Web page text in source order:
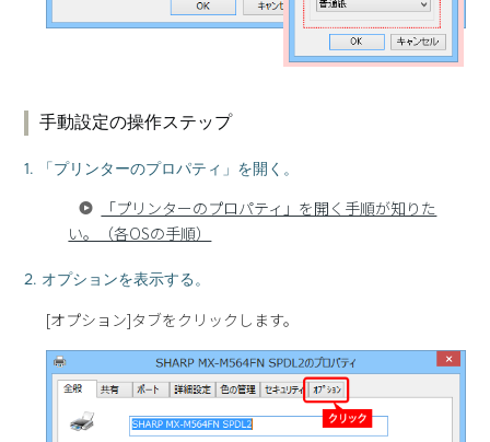
手動設定の操作ステップ
1. 「プリンターのプロパティ」を開く。
「プリンターのプロパティ」を開く手順が知りた
い。（各OSの手順）
2. オプションを表示する。
[オプション]タブをクリックします。